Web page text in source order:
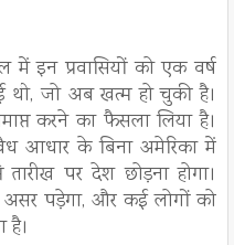
में इन प्रवासियों को एक वर्ष
थी, जो अब खत्म हो चुकी है।
करने का फैसला लिया है।
आधार के बिना अमेरिका में
पर देश छोड़ना होगा।
असर पड़ेगा, और कई लोगों को
है।